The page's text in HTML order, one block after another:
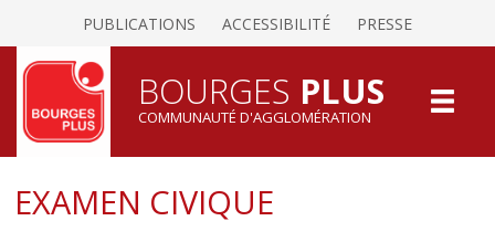
PUBLICATIONS ACCESSIBILITÉ PRESSE
BOURGES PLUS
COMMUNAUTÉ D'AGGLOMÉRATION
EXAMEN CIVIQUE